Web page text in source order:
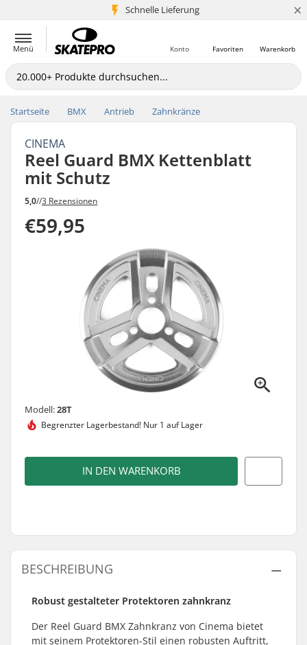
Schnelle Lieferung
5+ Mio. Kunden ×
Menü Warenkorb
Favoriten
Konto
Startseite BMX Antrieb Zahnkränze
CINEMA
Reel Guard BMX Kettenblatt
mit Schutz
5,0//3 Rezensionen
€59,95
Modell:28T
Begrenzter Lagerbestand! Nur 1 auf Lager
IN DEN WARENKORB
BESCHREIBUNG
Robust gestalteter Protektoren zahnkranz
Der Reel Guard BMX Zahnkranz von Cinema bietet
mit seinem Protektoren-Stil einen robusten Auftritt,